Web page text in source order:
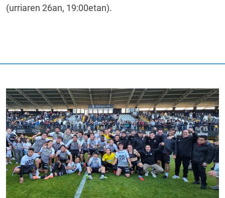
(urriaren 26an, 19:00etan).